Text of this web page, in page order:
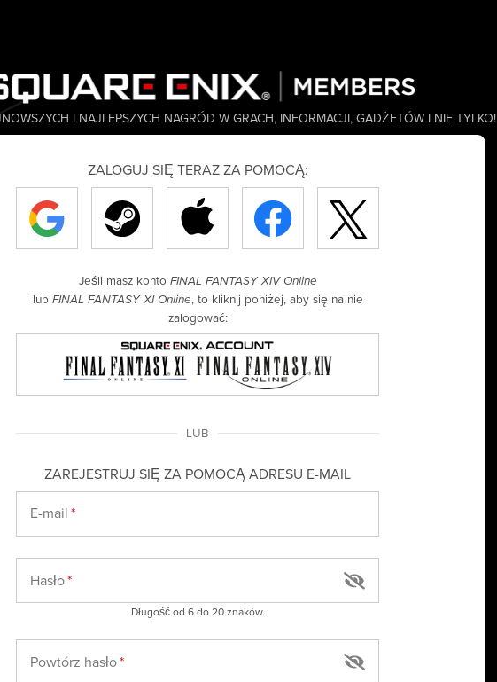
I NAJLEPSZYCH NAGRÓD W GRACH, INFORMACJI, GADŻETÓW I NIE TYLKO!
ZALOGUJ SIĘ TERAZ ZA POMOCĄ:
Jeśli masz konto FINAL FANTASY XIV Online
lub FINAL FANTASY XI Online, to kliknij poniżej, aby się na nie
zalogować:
LUB
ZAREJESTRUJ SIĘ ZA POMOCĄ ADRESU E-MAIL
E-mail
Hasło
Długość od 6 do 20 znaków.
Powtórz hasło